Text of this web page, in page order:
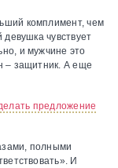
комплимент, чем
чувствует
и мужчине это
– защитник. А еще
предложение
полными
И